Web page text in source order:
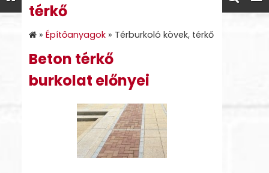
térkő
» Építőanyagok » Térburkoló kövek, térkő
Beton térkő
burkolat előnyei